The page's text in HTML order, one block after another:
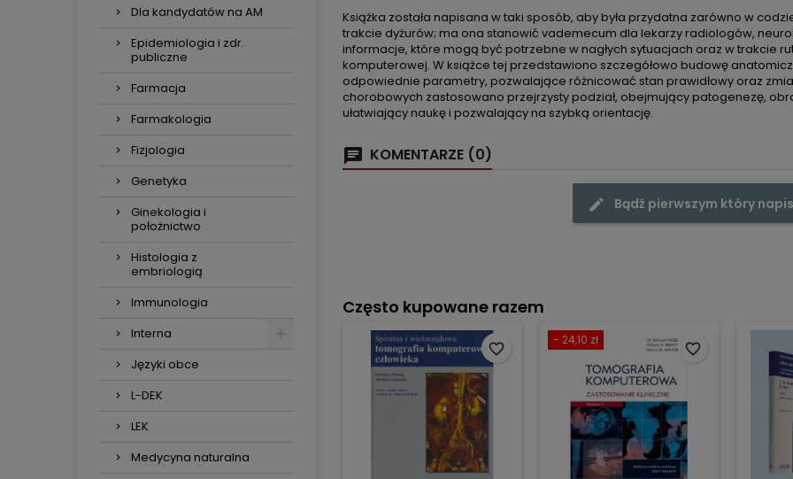
Dla kandydatów na AM
Epidemiologia i zdr.
publiczne
Farmacja
Farmakologia
Fizjologia
Genetyka
Ginekologia i
położnictwo
Histologia z
embriologią
Immunologia
Interna
Języki obce
L-DEK
LEK
Medycyna naturalna
Książka została napisana w taki sposób, aby była przydatna zarówno w
trakcie dyżurów; ma ona stanowić vademecum dla lekarzy radiologów,
informacje, które mogą być potrzebne w nagłych sytuacjach oraz w trakcie
komputerowej. W książce tej przedstawiono szczegółowo budowę
odpowiednie parametry, pozwalające różnicować stan prawidłowy oraz
chorobowych zastosowano przejrzysty podział, obejmujący patogenezę,
ułatwiający naukę i pozwalający na szybką orientację.
KOMENTARZE (0)
Bądź pierwszym który
Często kupowane razem
favorite_border
- 24,10 zł
favorite_border